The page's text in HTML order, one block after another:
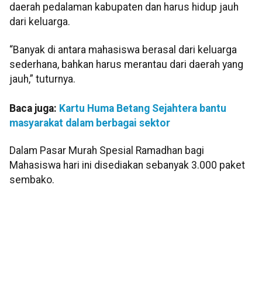
daerah pedalaman kabupaten dan harus hidup jauh
dari keluarga.
“Banyak di antara mahasiswa berasal dari keluarga
sederhana, bahkan harus merantau dari daerah yang
jauh,” tuturnya.
Baca juga: Kartu Huma Betang Sejahtera bantu
masyarakat dalam berbagai sektor
Dalam Pasar Murah Spesial Ramadhan bagi
Mahasiswa hari ini disediakan sebanyak 3.000 paket
sembako.